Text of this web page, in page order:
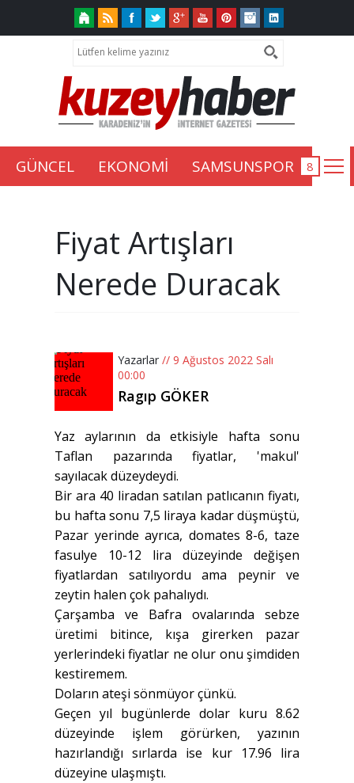
GÜNCEL EKONOMİ SAMSUNSPOR
Fiyat Artışları
Nerede Duracak
Yazarlar // 9 Ağustos 2022 Salı
00:00
Ragıp GÖKER
Yaz aylarının da etkisiyle hafta sonu
Taflan pazarında fiyatlar, 'makul'
sayılacak düzeydeydi.
Bir ara 40 liradan satılan patlıcanın fiyatı,
bu hafta sonu 7,5 liraya kadar düşmüştü,
Pazar yerinde ayrıca, domates 8-6, taze
fasulye 10-12 lira düzeyinde değişen
fiyatlardan satılıyordu ama peynir ve
zeytin halen çok pahalıydı.
Çarşamba ve Bafra ovalarında sebze
üretimi bitince, kışa girerken pazar
yerlerindeki fiyatlar ne olur onu şimdiden
kestiremem.
Doların ateşi sönmüyor çünkü.
Geçen yıl bugünlerde dolar kuru 8.62
düzeyinde işlem görürken, yazının
hazırlandığı sırlarda ise kur 17.96 lira
düzeyine ulaşmıştı.